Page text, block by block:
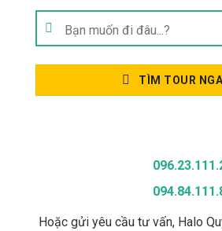
Tìm
TÌM TOUR
Hoặc gửi yêu cầu tư vấn, Halo